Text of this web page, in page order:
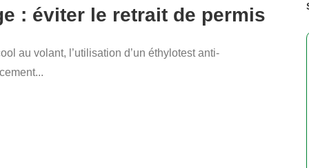
: éviter le retrait de permis
au volant, l’utilisation d’un éthylotest anti-